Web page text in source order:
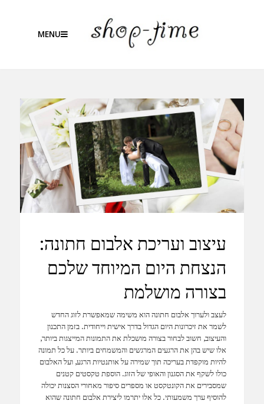
MENU
עיצוב ועריכת אלבום חתונה:
הנצחת היום המיוחד שלכם
בצורה מושלמת
לעצב ולערוך אלבום חתונה הוא משימה שמאפשרת לזוג החדש
לשמר את זיכרונות היום הגדול בדרך אישית וייחודית. בזמן התכנון
והעיצוב, חשוב לבחור בצורה מושכלת את התמונות המייצגות ביותר,
אלו שיש בהן את הרגעים המרגשים והמשמחים ביותר. על כל תמונה
להיות מוקפדת בעריכה תוך שמירה על אותנטיות הרגע, ועל האלבום
כולו לשקף את הסגנון והאופי של הזוג. הוספת טקסטים קטנים
שמסבירים את הקונטקסט או מספרים סיפור מאחורי הסצנות יכולה
להוסיף ערך משמעותי. כל אלו יתרמו ליצירת אלבום חתונה שהוא